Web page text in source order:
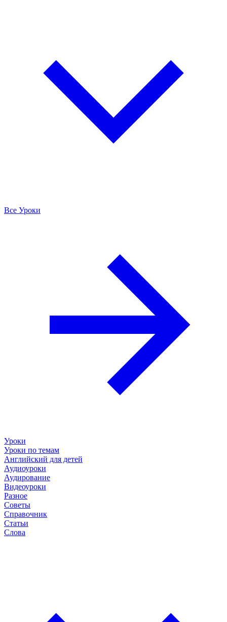
Все Уроки
Уроки
Уроки по темам
Английский для детей
Аудиоуроки
Аудирование
Видеоуроки
Разное
Советы
Справочник
Статьи
Слова